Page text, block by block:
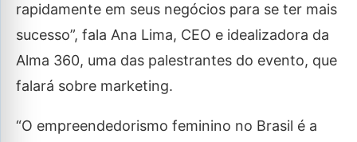
rapidamente em seus negócios para se ter mais
sucesso”, fala Ana Lima, CEO e idealizadora da
Alma 360, uma das palestrantes do evento, que
falará sobre marketing.
“O empreendedorismo feminino no Brasil é a